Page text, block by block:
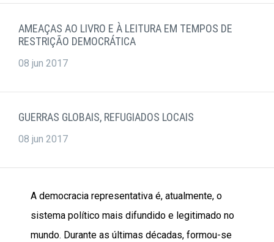
AMEAÇAS AO LIVRO E À LEITURA EM TEMPOS DE
RESTRIÇÃO DEMOCRÁTICA
08 jun 2017
GUERRAS GLOBAIS, REFUGIADOS LOCAIS
08 jun 2017
A democracia representativa é, atualmente, o
sistema político mais difundido e legitimado no
mundo. Durante as últimas décadas, formou-se